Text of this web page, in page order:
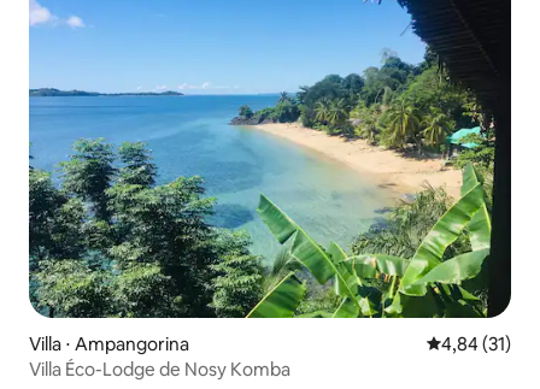
Villa ⋅ Ampangorina Évaluation
4,84 (31)
Villa Éco-Lodge de Nosy Komba